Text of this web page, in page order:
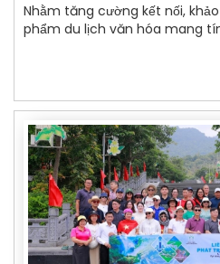
Nhằm tăng cường kết nối,
phẩm du lịch văn hóa mang
Lịch Hoàn Kiếm đã tham gia
tế tại Làng Văn hóa – Du lịch